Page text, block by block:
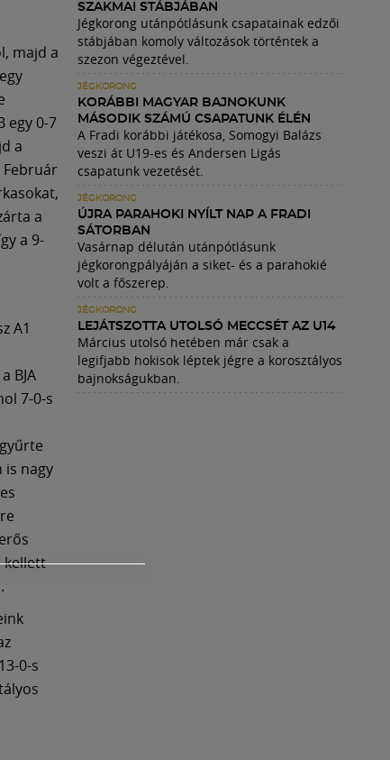
majd a
egy 0-7
a
Február
a
a 9-
A1
BJA
7-0-s
is nagy
kellett
0-s
SZAKMAI STÁBJÁBAN
Jégkorong utánpótlásunk csapatainak edzői
stábjában komoly változások történtek a
szezon végeztével.
JÉGKORONG
KORÁBBI MAGYAR BAJNOKUNK
MÁSODIK SZÁMÚ CSAPATUNK ÉLÉN
A Fradi korábbi játékosa, Somogyi Balázs
veszi át U19-es és Andersen Ligás
csapatunk vezetését.
JÉGKORONG
ÚJRA PARAHOKI NYÍLT NAP A FRADI
SÁTORBAN
Vasárnap délután utánpótlásunk
jégkorongpályáján a siket- és a parahokié
volt a főszerep.
JÉGKORONG
LEJÁTSZOTTA UTOLSÓ MECCSÉT AZ U14
Március utolsó hetében már csak a
legifjabb hokisok léptek jégre a korosztályos
bajnokságukban.